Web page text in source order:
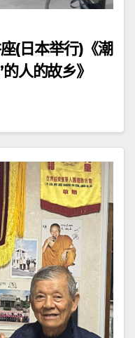
(日本举行)《潮
人的故乡》